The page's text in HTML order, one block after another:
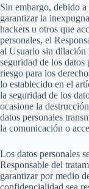
Sin embargo, debido
garantizar la
hackers u otros que
personales, el
al Usuario sin dilación
seguridad de los datos
riesgo para los
lo establecido en el
la seguridad de los
ocasione la
datos personales
la comunicación o
Los datos personales
Responsable del
garantizar por medio